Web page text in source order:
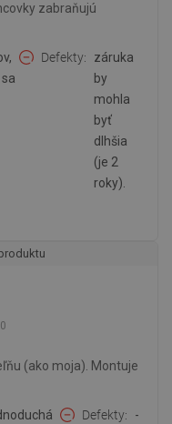
zabraňujú
Defekty
záruka
by
mohla
byť
dlhšia
(je 2
roky).
(ako moja). Montuje
Defekty -